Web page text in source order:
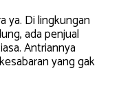
ya. Di lingkungan
ada penjual
Antriannya
yang gak